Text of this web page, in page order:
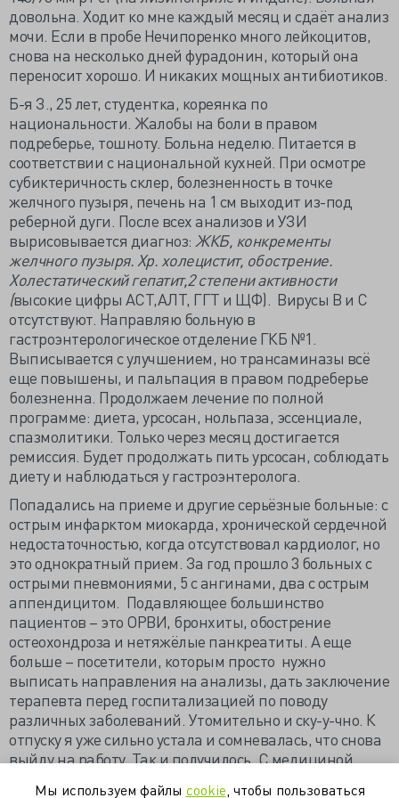
довольна. Ходит ко мне каждый месяц и сдаёт анализ
мочи. Если в пробе Нечипоренко много лейкоцитов,
снова на несколько дней фурадонин, который она
переносит хорошо. И никаких мощных антибиотиков.
Б-я З., 25 лет, студентка, кореянка по
национальности. Жалобы на боли в правом
подреберье, тошноту. Больна неделю. Питается в
соответствии с национальной кухней. При осмотре
субиктеричность склер, болезненность в точке
желчного пузыря, печень на 1 см выходит из-под
реберной дуги. После всех анализов и УЗИ
вырисовывается диагноз: ЖКБ, конкременты
желчного пузыря. Хр. холецистит, обострение.
Холестатический гепатит,2 степени активности
(высокие цифры АСТ,АЛТ, ГГТ и ЩФ). Вирусы В и С
отсутствуют. Направляю больную в
гастроэнтерологическое отделение ГКБ №1.
Выписывается с улучшением, но трансаминазы всё
еще повышены, и пальпация в правом подреберье
болезненна. Продолжаем лечение по полной
программе: диета, урсосан, нольпаза, эссенциале,
спазмолитики. Только через месяц достигается
ремиссия. Будет продолжать пить урсосан, соблюдать
диету и наблюдаться у гастроэнтеролога.
Попадались на приеме и другие серьёзные больные: с
острым инфарктом миокарда, хронической сердечной
недостаточностью, когда отсутствовал кардиолог, но
это однократный прием. За год прошло 3 больных с
острыми пневмониями, 5 с ангинами, два с острым
аппендицитом. Подавляющее большинство
пациентов – это ОРВИ, бронхиты, обострение
остеохондроза и нетяжёлые панкреатиты. А еще
больше – посетители, которым просто нужно
выписать направления на анализы, дать заключение
терапевта перед госпитализацией по поводу
различных заболеваний. Утомительно и ску-у-чно. К
отпуску я уже сильно устала и сомневалась, что снова
выйду на работу. Так и получилось. С медициной,
Мы используем файлы cookie , чтобы пользоваться